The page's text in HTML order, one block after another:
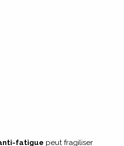
fatigue peut fragiliser